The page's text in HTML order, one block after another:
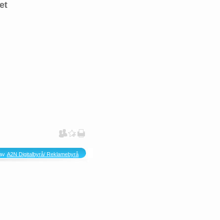
A2N Digitalbyrå/ Reklamebyrå